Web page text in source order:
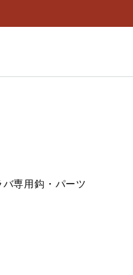
専用鈎・パーツ